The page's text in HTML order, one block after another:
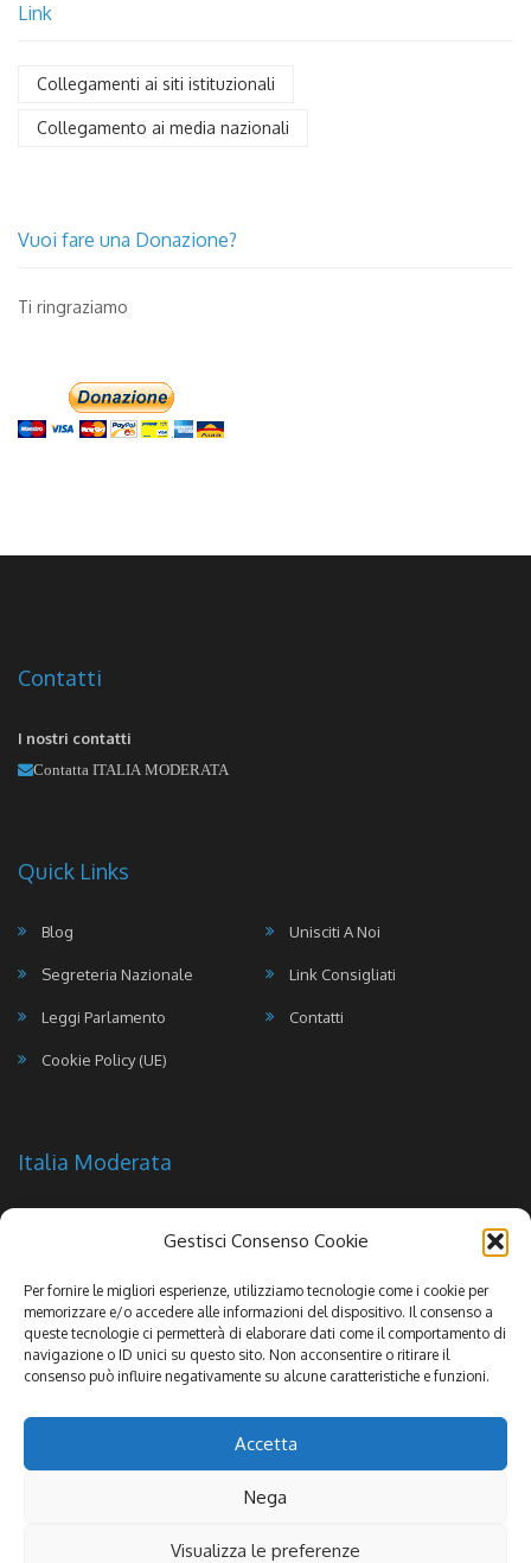
Gestisci Consenso Cookie
Per fornire le migliori esperienze, utilizziamo tecnologie come i cookie per
memorizzare e/o accedere alle informazioni del dispositivo. Il consenso a
queste tecnologie ci permetterà di elaborare dati come il comportamento di
navigazione o ID unici su questo sito. Non acconsentire o ritirare il
consenso può influire negativamente su alcune caratteristiche e funzioni.
Accetta
Nega
Visualizza le preferenze
Link
Collegamenti ai siti istituzionali
Collegamento ai media nazionali
Vuoi fare una Donazione?
Ti ringraziamo
Contatti
I nostri contatti
Contatta ITALIA MODERATA
Quick Links
Blog Unisciti A Noi
Segreteria Nazionale Link Consigliati
Leggi Parlamento Contatti
Cookie Policy (UE)
Italia Moderata